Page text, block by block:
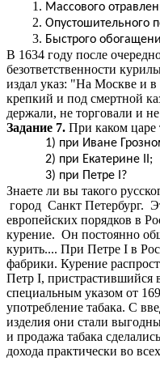
Массового
Опустошительного
Быстрого
В 1634 году после
безответственности
издал указ: "На Москве и в
крепкий и под смертной
держали, не торговали и
Задание 7. При каком царе
1) при Иване
2) при Екатерине II;
3) при Петре I?
Знаете ли вы такого
город Санкт Петербург.
европейских порядков в
курение. Он постоянно
курить.... При Петре I в
фабрики. Курение
Петр I, пристрастившийся
специальным указом от
употребление табака. С
изделия они стали
и продажа табака
дохода практически во